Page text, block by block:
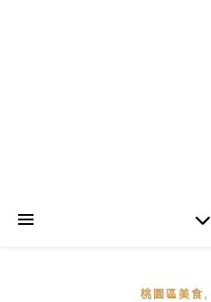
桃園區美食 ,